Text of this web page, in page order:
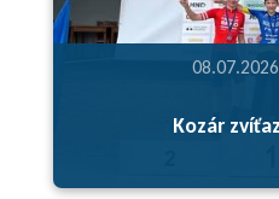
Kozár